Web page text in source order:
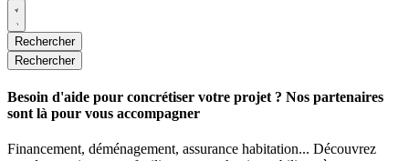
Rechercher
Rechercher
Besoin d'aide pour concrétiser votre projet ? Nos partenaires
sont là pour vous accompagner
Financement, déménagement, assurance habitation... Découvrez